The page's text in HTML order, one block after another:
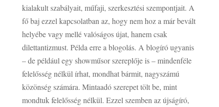
kialakult szabályait, műfaji, szerkesztési szempontjait. A
fő baj ezzel kapcsolatban az, hogy nem hoz a már bevált
helyébe vagy mellé valóságos újat, hanem csak
dilettantizmust. Példa erre a blogolás. A blogíró ugyanis
– de például egy showműsor szereplője is – mindenféle
felelősség nélkül írhat, mondhat bármit, nagyszámú
közönség számára. Mintaadó szerepet tölt be, mint
mondtuk felelősség nélkül. Ezzel szemben az újságíró,